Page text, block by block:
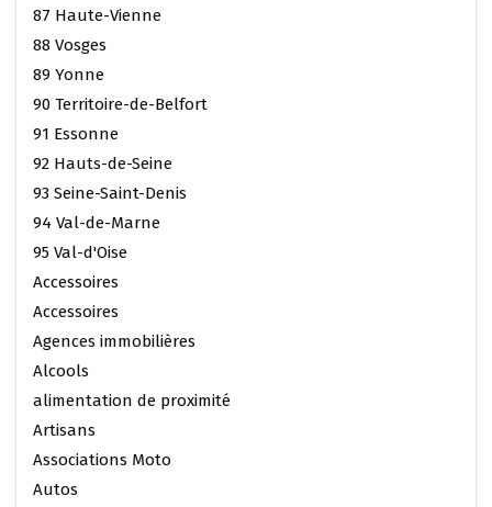
87 Haute-Vienne
88 Vosges
89 Yonne
90 Territoire-de-Belfort
91 Essonne
92 Hauts-de-Seine
93 Seine-Saint-Denis
94 Val-de-Marne
95 Val-d'Oise
Accessoires
Accessoires
Agences immobilières
Alcools
alimentation de proximité
Artisans
Associations Moto
Autos